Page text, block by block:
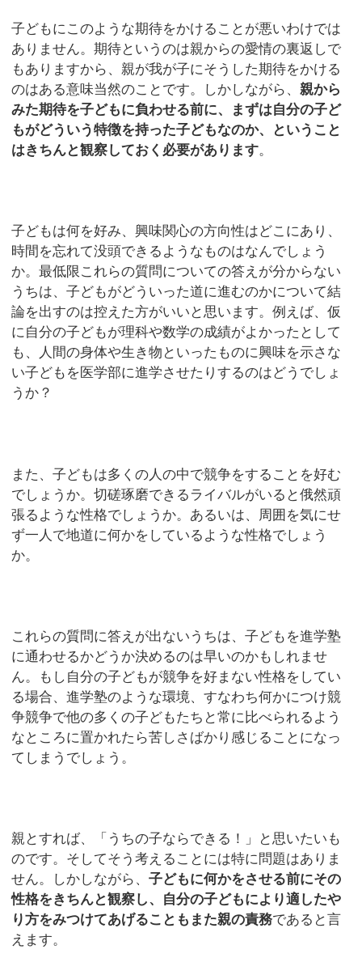
子どもにこのような期待をかけることが悪いわけでは
ありません。期待というのは親からの愛情の裏返しで
もありますから、親が我が子にそうした期待をかける
のはある意味当然のことです。しかしながら、 親から
みた期待を子どもに負わせる前に、まずは自分の子ど
もがどういう特徴を持った子どもなのか、ということ
はきちんと観察しておく必要があります。
子どもは何を好み、興味関心の方向性はどこにあり、
時間を忘れて没頭できるようなものはなんでしょう
か。最低限これらの質問についての答えが分からない
うちは、子どもがどういった道に進むのかについて結
論を出すのは控えた方がいいと思います。例えば、仮
に自分の子どもが理科や数学の成績がよかったとして
も、人間の身体や生き物といったものに興味を示さな
い子どもを医学部に進学させたりするのはどうでしょ
うか？
また、子どもは多くの人の中で競争をすることを好む
でしょうか。切磋琢磨できるライバルがいると俄然頑
張るような性格でしょうか。あるいは、周囲を気にせ
ず一人で地道に何かをしているような性格でしょう
か。
これらの質問に答えが出ないうちは、子どもを進学塾
に通わせるかどうか決めるのは早いのかもしれませ
ん。もし自分の子どもが競争を好まない性格をしてい
る場合、進学塾のような環境、すなわち何かにつけ競
争競争で他の多くの子どもたちと常に比べられるよう
なところに置かれたら苦しさばかり感じることになっ
てしまうでしょう。
親とすれば、「うちの子ならできる！」と思いたいも
のです。そしてそう考えることには特に問題はありま
せん。しかしながら、子どもに何かをさせる前にその
性格をきちんと観察し、自分の子どもにより適したや
り方をみつけてあげることもまた親の責務であると言
えます。